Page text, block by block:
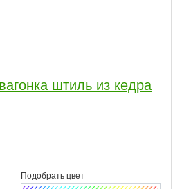
штиль из кедра